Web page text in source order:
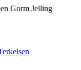
Gorm Jelling